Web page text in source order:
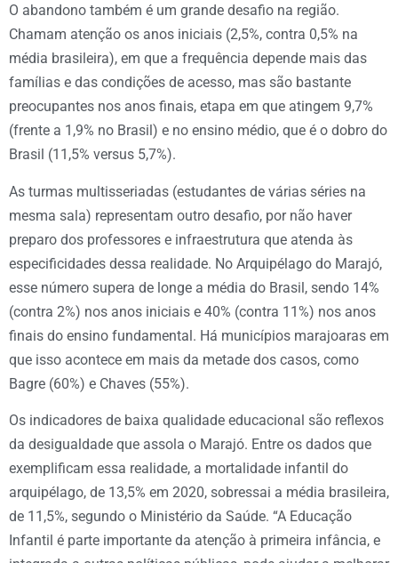
O abandono também é um grande desafio na região.
Chamam atenção os anos iniciais (2,5%, contra 0,5% na
média brasileira), em que a frequência depende mais das
famílias e das condições de acesso, mas são bastante
preocupantes nos anos finais, etapa em que atingem 9,7%
(frente a 1,9% no Brasil) e no ensino médio, que é o dobro do
Brasil (11,5% versus 5,7%).
As turmas multisseriadas (estudantes de várias séries na
mesma sala) representam outro desafio, por não haver
preparo dos professores e infraestrutura que atenda às
especificidades dessa realidade. No Arquipélago do Marajó,
esse número supera de longe a média do Brasil, sendo 14%
(contra 2%) nos anos iniciais e 40% (contra 11%) nos anos
finais do ensino fundamental. Há municípios marajoaras em
que isso acontece em mais da metade dos casos, como
Bagre (60%) e Chaves (55%).
Os indicadores de baixa qualidade educacional são reflexos
da desigualdade que assola o Marajó. Entre os dados que
exemplificam essa realidade, a mortalidade infantil do
arquipélago, de 13,5% em 2020, sobressai a média brasileira,
de 11,5%, segundo o Ministério da Saúde. “A Educação
Infantil é parte importante da atenção à primeira infância, e